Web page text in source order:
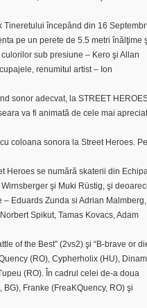
începând din 16
pe un perete de 5.5 metri înălţime
sub presiune – Kero şi Allan
renumitul artist – Ion
sonor adecvat, la STREET
va fi animată de cele mai
coloana sonora la Street Heroes. Pe
Heroes se numără skaterii din Echipa
şi Muki Rüstig, şi
Eduards Zunda si Adrian Malmberg,
Spikut, Tamas Kovacs, Adam
of the Best” (2vs2) şi “B-brave or
(RO), Cypherholix (HU),
(RO). În cadrul celei de-a doua
Franke (FreaKQuency, RO) şi